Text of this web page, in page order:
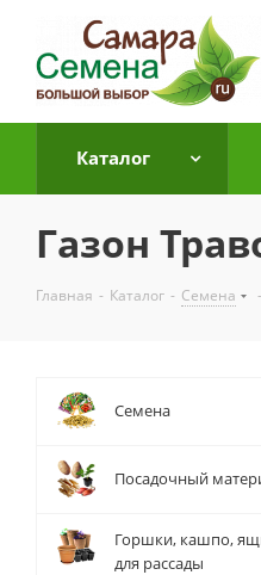
Каталог
Газон
Главная - Каталог - Семена -
Семена
Посадочный
Горшки, кашпо,
для рассады